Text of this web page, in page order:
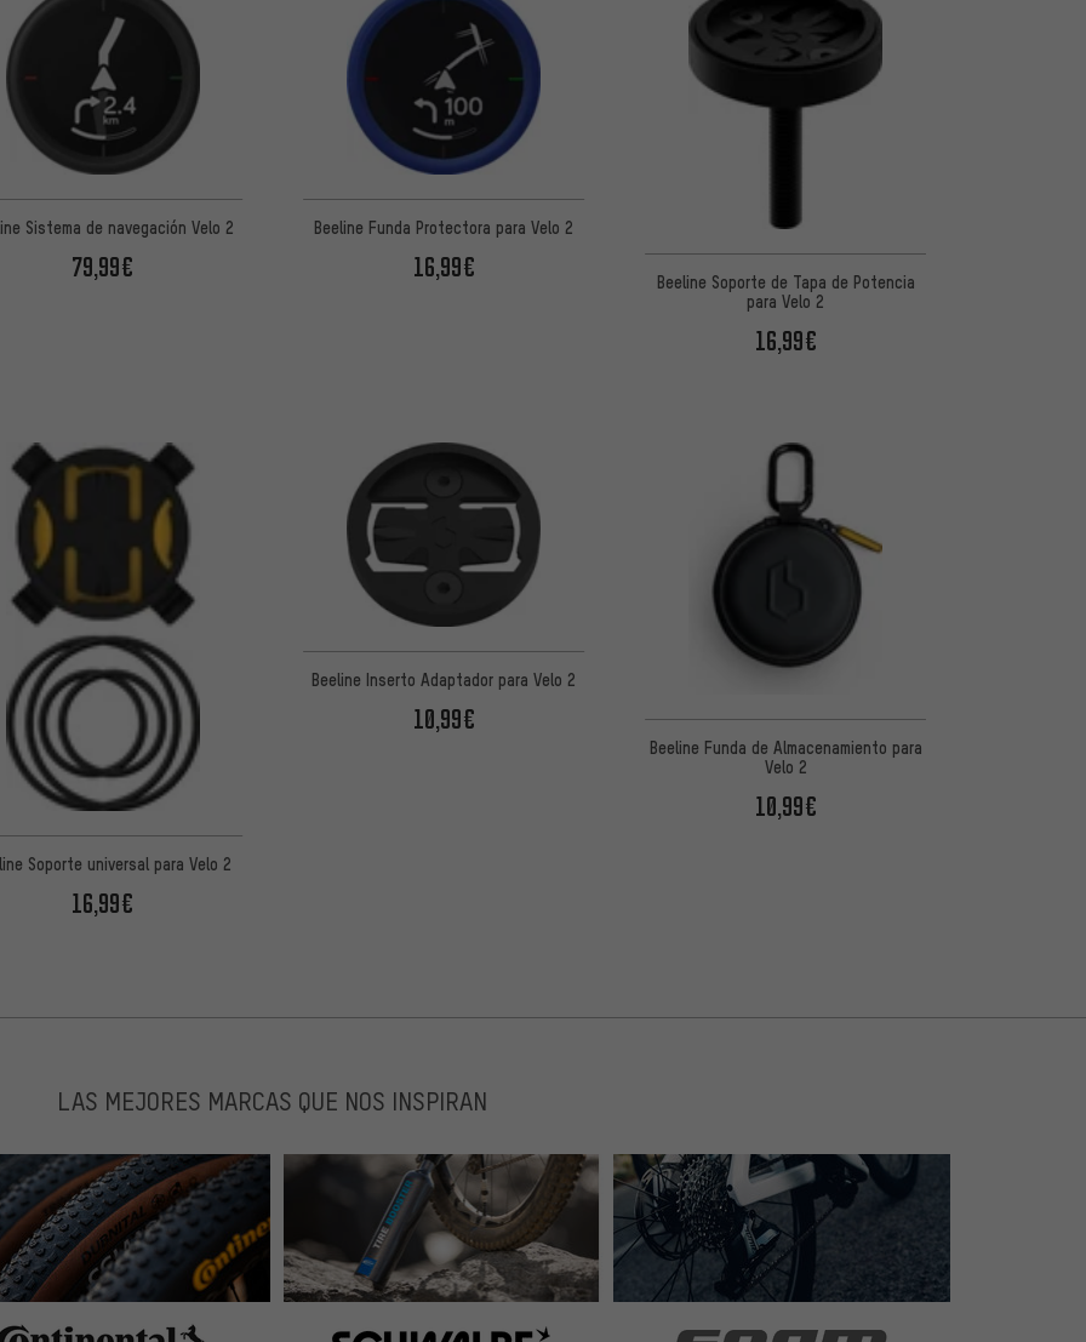
Sistema de navegación Velo 2
79,99€
Beeline Funda Protectora para Velo 2
16,99€
Beeline Soporte de Tapa de Potencia
para Velo 2
16,99€
Soporte universal para Velo 2
16,99€
Beeline Inserto Adaptador para Velo 2
10,99€
Beeline Funda de Almacenamiento para
Velo 2
10,99€
LAS MEJORES MARCAS QUE NOS INSPIRAN